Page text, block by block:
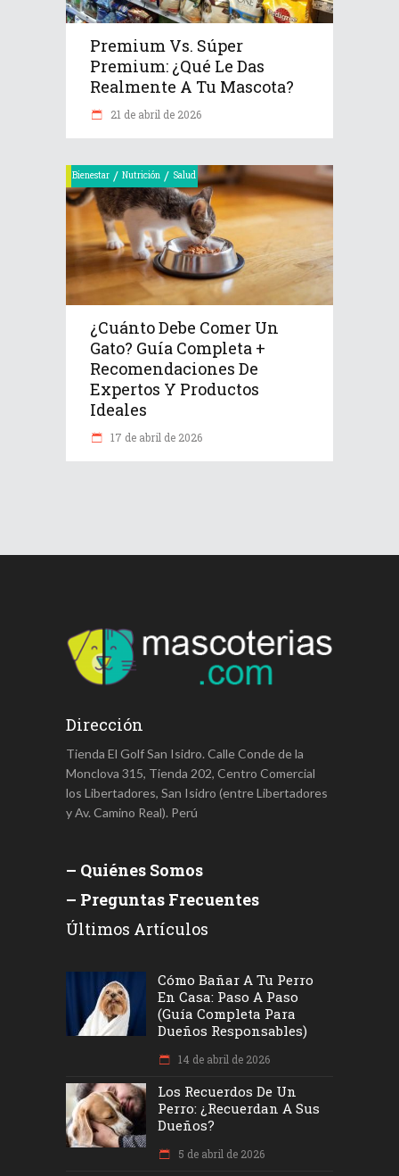
Premium Vs. Súper
Premium: ¿Qué Le Das
Realmente A Tu Mascota?
21 de abril de 2026
Bienestar / Nutrición / Salud
¿Cuánto Debe Comer Un
Gato? Guía Completa +
Recomendaciones De
Expertos Y Productos
Ideales
17 de abril de 2026
Dirección
Tienda El Golf San Isidro. Calle Conde de la
Monclova 315, Tienda 202, Centro Comercial
los Libertadores, San Isidro (entre Libertadores
y Av. Camino Real). Perú
– Quiénes Somos
– Preguntas Frecuentes
Últimos Artículos
Cómo Bañar A Tu Perro
En Casa: Paso A Paso
(Guía Completa Para
Dueños Responsables)
14 de abril de 2026
Los Recuerdos De Un
Perro: ¿recuerdan A Sus
Dueños?
5 de abril de 2026